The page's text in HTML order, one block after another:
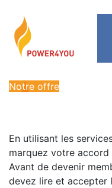
Notre offre
En utilisant les
marquez votre accord
Avant de devenir
devez lire et accepter